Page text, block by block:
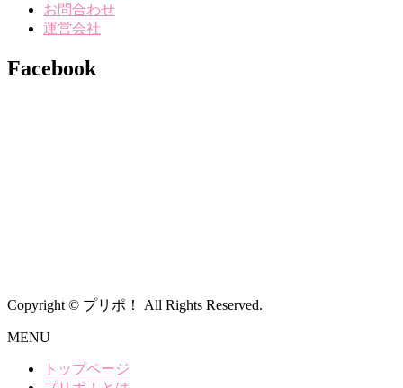
お問合わせ
運営会社
Facebook
Copyright © プリポ！ All Rights Reserved.
MENU
トップページ